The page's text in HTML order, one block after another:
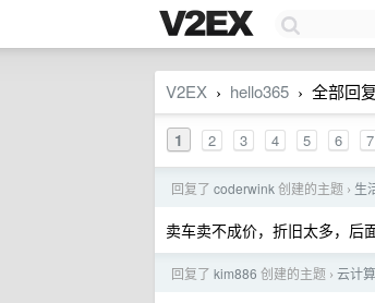
V2EX › hello365 › 全部回
1 2 3 4 5 6 7
回复了 coderwink创建的主题 › 生
卖车卖不成价，折旧太多，后
回复了 kim886 创建的主题 › 云计算